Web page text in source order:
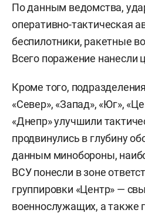
По данным ведомства,
оперативно-тактическая
беспилотники, ракетные
Всего поражение нанесли
Кроме того,
«Север», «Запад», «Юг»,
«Днепр» улучшили
продвинулись в глубину
данным минобороны,
ВСУ понесли в зоне
группировки «Центр» —
военнослужащих, а также